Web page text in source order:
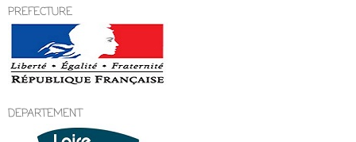
PREFECTURE
DEPARTEMENT